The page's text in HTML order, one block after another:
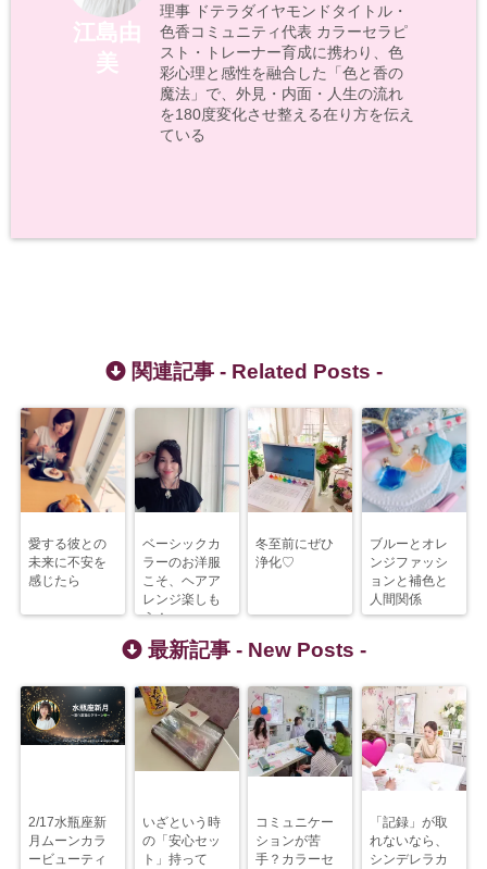
江島由
美
理事 ドテラダイヤモンドタイトル・
色香コミュニティ代表 カラーセラピ
スト・トレーナー育成に携わり、色
彩心理と感性を融合した「色と香の
魔法」で、外見・内面・人生の流れ
を180度変化させ整える在り方を伝え
ている
関連記事 - Related Posts -
愛する彼との
未来に不安を
感じたら
ベーシックカ
ラーのお洋服
こそ、ヘアア
レンジ楽しも
う！
冬至前にぜひ
浄化♡
ブルーとオレ
ンジファッシ
ョンと補色と
人間関係
最新記事 - New Posts -
2/17水瓶座新
月ムーンカラ
ービューティ
いざという時
の「安心セッ
ト」持って
コミュニケー
ションが苦
手？カラーセ
「記録」が取
れないなら、
シンデレラカ